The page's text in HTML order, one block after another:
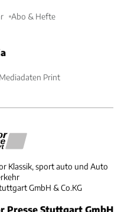
Abo & Hefte
Print
Klassik, sport auto und Auto
GmbH & Co.KG
Presse Stuttgart GmbH